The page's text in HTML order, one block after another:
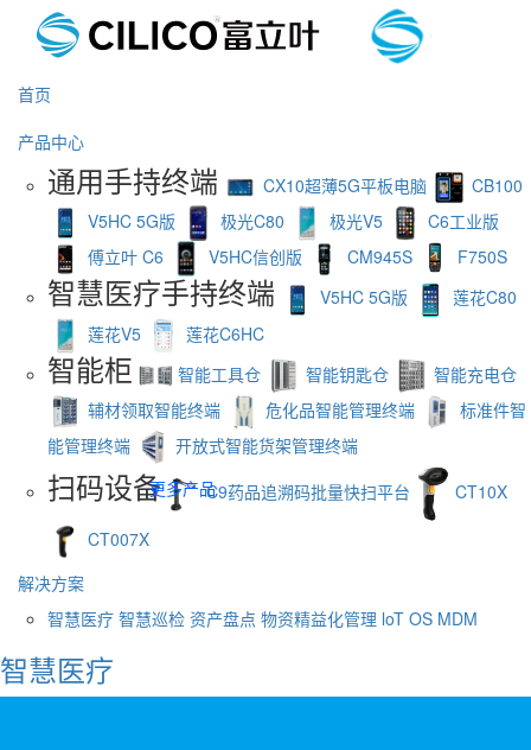
首页
产品中心
通用手持终端 CX10超薄5G平板电脑
CB100
V5HC 5G版
极光C80 极光V5
C6工业版
傅立叶 C6
V5HC信创版 CM945S F750S
智慧医疗手持终端 V5HC 5G版
莲花C80
莲花V5
莲花C6HC
智能柜 智能工具仓 智能钥匙仓
智能充电仓
辅材领取智能终端
危化品智能管理终端
标准件智
能管理终端
开放式智能货架管理终端
扫码设备 C9药品追溯码批量快扫平台
CT10X
CT007X
更多产品
解决方案
智慧医疗 智慧巡检 资产盘点 物资精益化管理 loT OS MDM
智慧医疗